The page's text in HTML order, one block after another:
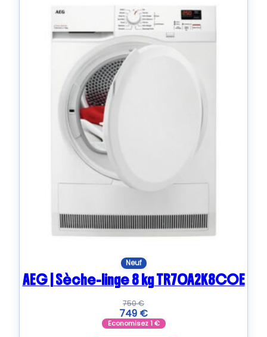
Neuf
AEG | Sèche-linge 8 kg TR70A2K8COE
750€
749 €
Economisez1€